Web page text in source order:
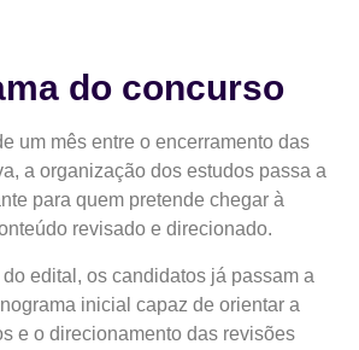
do concurso
um mês entre o encerramento das
a organização dos estudos passa a
para quem pretende chegar à
revisado e direcionado.
edital, os candidatos já passam a
inicial capaz de orientar a
e o direcionamento das revisões